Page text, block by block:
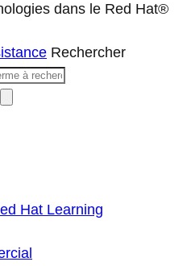
dans le Red Hat®
Rechercher
Hat Learning